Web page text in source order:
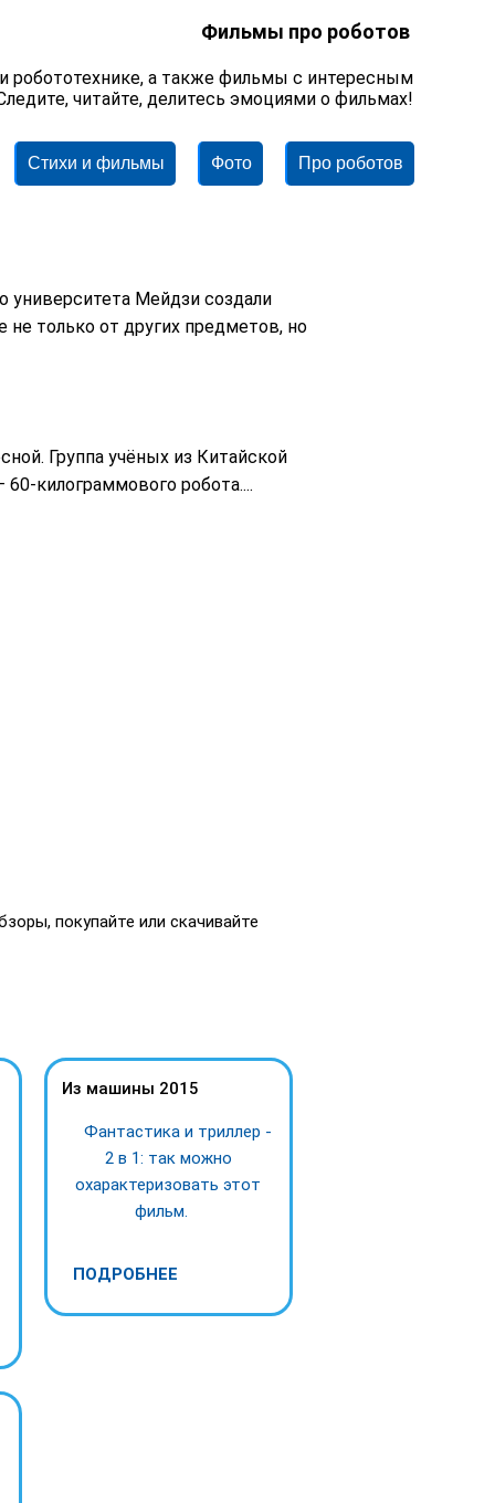
Фильмы про роботов
а также фильмы с интересным
читайте, делитесь эмоциями о фильмах!
Стихи и фильмы Фото Про роботов
университета Мейдзи создали
не только от других предметов, но
Группа учёных из Китайской
килограммового робота....
покупайте или скачивайте
Из машины 2015
Фантастика и триллер -
2 в 1: так можно
охарактеризовать этот
фильм.
ПОДРОБНЕЕ